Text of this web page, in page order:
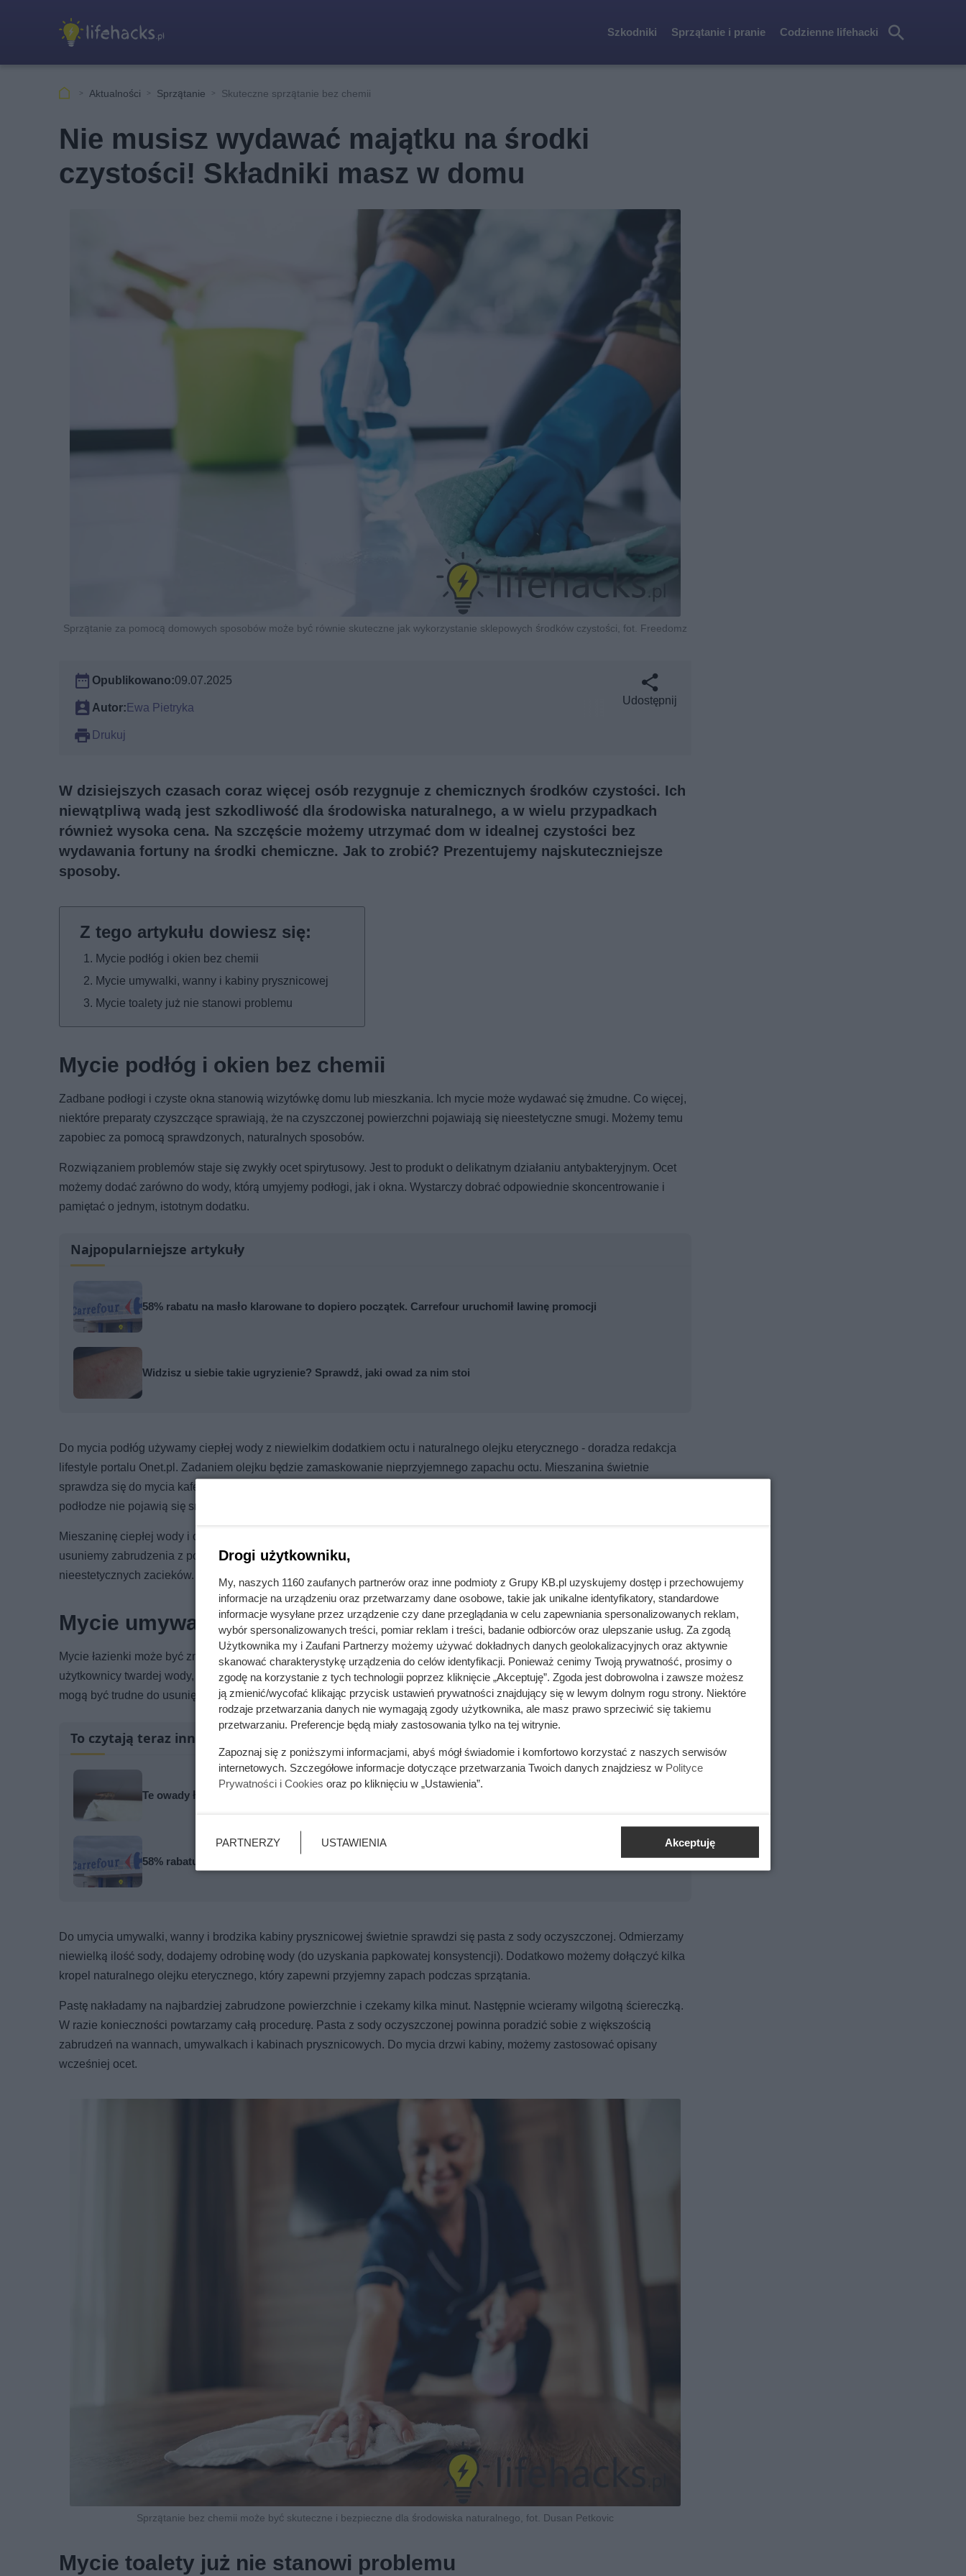
Szkodniki Sprzątanie i pranie Codzienne lifehacki
kaj
Aktualności Sprzątanie Skuteczne sprzątanie bez chemii
Nie musisz wydawać majątku na środki
czystości! Składniki masz w domu
Sprzątanie za pomocą domowych sposobów może być równie skuteczne jak wykorzystanie sklepowych środków czystości, fot. Freedomz
Opublikowano:09.07.2025
Autor:Ewa Pietryka
Drukuj
Udostępnij
W dzisiejszych czasach coraz więcej osób rezygnuje z chemicznych środków czystości. Ich
niewątpliwą wadą jest szkodliwość dla środowiska naturalnego, a w wielu przypadkach
również wysoka cena. Na szczęście możemy utrzymać dom w idealnej czystości bez
wydawania fortuny na środki chemiczne. Jak to zrobić? Prezentujemy najskuteczniejsze
sposoby.
Mycie podłóg i okien bez chemii
Mycie umywalki, wanny i kabiny prysznicowej
Mycie toalety już nie stanowi problemu
Mycie podłóg i okien bez chemii
Zadbane podłogi i czyste okna stanowią wizytówkę domu lub mieszkania. Ich mycie może wydawać się żmudne. Co więcej,
niektóre preparaty czyszczące sprawiają, że na czyszczonej powierzchni pojawiają się nieestetyczne smugi. Możemy temu
zapobiec za pomocą sprawdzonych, naturalnych sposobów.
Rozwiązaniem problemów staje się zwykły ocet spirytusowy. Jest to produkt o delikatnym działaniu antybakteryjnym. Ocet
możemy dodać zarówno do wody, którą umyjemy podłogi, jak i okna. Wystarczy dobrać odpowiednie skoncentrowanie i
pamiętać o jednym, istotnym dodatku.
Najpopularniejsze artykuły
58% rabatu na masło klarowane to dopiero początek. Carrefour uruchomił lawinę promocji
Widzisz u siebie takie ugryzienie? Sprawdź, jaki owad za nim stoi
Do mycia podłóg używamy ciepłej wody z niewielkim dodatkiem octu i naturalnego olejku eterycznego - doradza redakcja
lifestyle portalu Onet.pl. Zadaniem olejku będzie zamaskowanie nieprzyjemnego zapachu octu. Mieszanina świetnie
sprawdza się do mycia kafelków i podłóg drewnianych. Dzięki dodatkowi octu, usuniemy powierzchniowe zabrudzenia, a na
podłodze nie pojawią się smugi.
Mieszaninę ciepłej wody i octu możemy też zastosować do mycia okien. Wystarczy kilka łyżeczek octu. Dzięki niemu łatwo
usuniemy zabrudzenia z powierzchni szyb i luster. Po umyciu, dokładnie wycieramy powierzchnie, co pozwoli nam uniknąć
nieestetycznych zacieków.
Tutaj znajdziesz więcej informacji o sposobach mycia okien.
Mycie umywalki, wanny i kabiny prysznicowej
Mycie łazienki może być zmorą dla osób, które chcą dbać o nienaganną czystość w domu. Szczególny problem posiadają
użytkownicy twardej wody, która powoduje liczne, nieestetyczne zacieki i osad kamienia. Ślady wywołane twardą wodą
mogą być trudne do usunięcia.
To czytają teraz inni
Te owady łatwo pomylić z prusakami - rozpoznaj je i zwalczaj skutecznie
58% rabatu na masło klarowane to dopiero początek. Carrefour uruchomił lawinę promocji
Do umycia umywalki, wanny i brodzika kabiny prysznicowej świetnie sprawdzi się pasta z sody oczyszczonej. Odmierzamy
niewielką ilość sody, dodajemy odrobinę wody (do uzyskania papkowatej konsystencji). Dodatkowo możemy dołączyć kilka
kropel naturalnego olejku eterycznego, który zapewni przyjemny zapach podczas sprzątania.
Pastę nakładamy na najbardziej zabrudzone powierzchnie i czekamy kilka minut. Następnie wcieramy wilgotną ściereczką.
W razie konieczności powtarzamy całą procedurę. Pasta z sody oczyszczonej powinna poradzić sobie z większością
zabrudzeń na wannach, umywalkach i kabinach prysznicowych. Do mycia drzwi kabiny, możemy zastosować opisany
wcześniej ocet.
Sprzątanie bez chemii może być skuteczne i bezpieczne dla środowiska naturalnego, fot. Dusan Petkovic
Mycie toalety już nie stanowi problemu
Drogi użytkowniku,
My, naszych 1160 zaufanych partnerów oraz inne podmioty z Grupy KB.pl uzyskujemy dostęp i przechowujemy
informacje na urządzeniu oraz przetwarzamy dane osobowe, takie jak unikalne identyfikatory, standardowe
informacje wysyłane przez urządzenie czy dane przeglądania w celu zapewniania spersonalizowanych reklam,
wybór spersonalizowanych treści, pomiar reklam i treści, badanie odbiorców oraz ulepszanie usług. Za zgodą
Użytkownika my i Zaufani Partnerzy możemy używać dokładnych danych geolokalizacyjnych oraz aktywnie
skanować charakterystykę urządzenia do celów identyfikacji. Ponieważ cenimy Twoją prywatność, prosimy o
zgodę na korzystanie z tych technologii poprzez kliknięcie „Akceptuję”. Zgoda jest dobrowolna i zawsze możesz
ją zmienić/wycofać klikając przycisk ustawień prywatności znajdujący się w lewym dolnym rogu strony. Niektóre
rodzaje przetwarzania danych nie wymagają zgody użytkownika, ale masz prawo sprzeciwić się takiemu
przetwarzaniu. Preferencje będą miały zastosowania tylko na tej witrynie.
Zapoznaj się z poniższymi informacjami, abyś mógł świadomie i komfortowo korzystać z naszych serwisów
internetowych. Szczegółowe informacje dotyczące przetwarzania Twoich danych znajdziesz w Polityce
Prywatności i Cookies oraz po kliknięciu w „Ustawienia”.
PARTNERZY USTAWIENIA Akceptuję